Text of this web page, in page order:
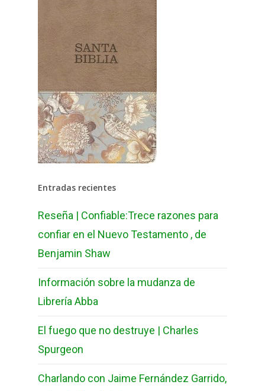
Entradas recientes
Reseña | Confiable:Trece razones para
confiar en el Nuevo Testamento , de
Benjamin Shaw
Información sobre la mudanza de
Librería Abba
El fuego que no destruye | Charles
Spurgeon
Charlando con Jaime Fernández Garrido,